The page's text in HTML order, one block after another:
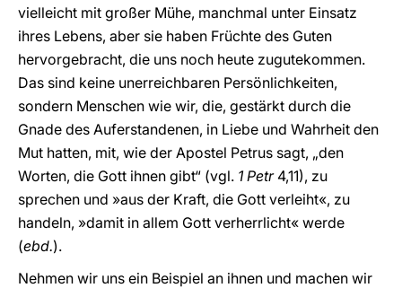
vielleicht mit großer Mühe, manchmal unter Einsatz
ihres Lebens, aber sie haben Früchte des Guten
hervorgebracht, die uns noch heute zugutekommen.
Das sind keine unerreichbaren Persönlichkeiten,
sondern Menschen wie wir, die, gestärkt durch die
Gnade des Auferstandenen, in Liebe und Wahrheit den
Mut hatten, mit, wie der Apostel Petrus sagt, „den
Worten, die Gott ihnen gibt“ (vgl. 1 Petr4,11), zu
sprechen und »aus der Kraft, die Gott verleiht«, zu
handeln, »damit in allem Gott verherrlicht« werde
(ebd.).
Nehmen wir uns ein Beispiel an ihnen und machen wir